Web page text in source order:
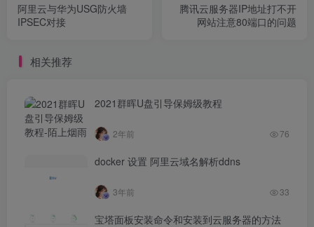
阿里云与华为USG防火墙
IPSEC对接
腾讯云服务器IP地址打不开
网站注意80端口的问题
相关推荐
2021群晖U盘引导保姆级教程
2年前 76
docker 设置 阿里云域名解析ddns
3年前 33
宝塔面板安装命令和安装到云服务器的方法